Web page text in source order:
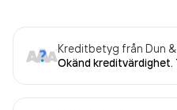
Kreditbetyg från Dun
Okänd kreditvärdighet.